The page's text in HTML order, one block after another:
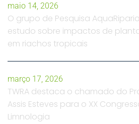
maio 14, 2026
O grupo de Pesquisa
estudo sobre impactos de
em riachos tropicais
março 17, 2026
TWRA destaca o chamado do
Assis Esteves para o XX
Limnologia